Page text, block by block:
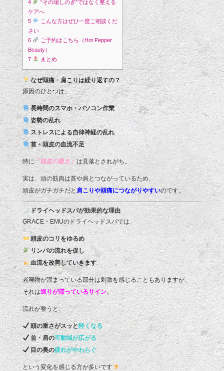
4
“その場しのぎ”ではなく整える
ケアへ
5
こんな方はぜひ一度ご相談くだ
さい
6
ご予約はこちら（Hot Pepper
Beauty）
7
まとめ
なぜ頭痛・肩こりは繰り返すの？
原因のひとつは、
長時間のスマホ・パソコン作業
姿勢の乱れ
ストレスによる自律神経の乱れ
首・頭皮の血流不足
特に「頭皮の硬さ」は見落とされがち。
実は、頭の筋肉は首や肩とつながっているため、
頭皮がガチガチだと肩こりや頭痛につながりやすいのです。
ドライヘッドスパが効果的な理由
GRACE・EMUのドライヘッドスパでは、
頭皮のコリをゆるめ
リンパの流れを促し
血流を改善していきます
老廃物が溜まっている部分は刺激を感じることもありますが、
それは巡りが滞っているサイン。
流れが整うと、
頭の重さがスッと軽くなる
首・肩の可動域が広がる
目の奥の疲れがやわらぐ
という変化を感じる方が多いです